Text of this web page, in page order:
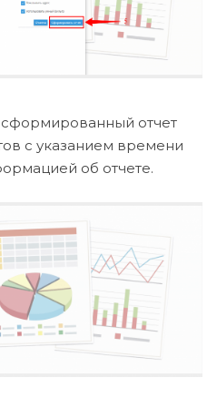
отчет
с указанием времени
об отчете.